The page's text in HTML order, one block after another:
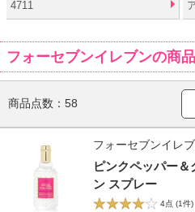
4711
フォーセブンイレブンの商
商品点数： 58
フォーセブンイレ
ピンクペッパー＆
ン スプレー
4点 (1件)